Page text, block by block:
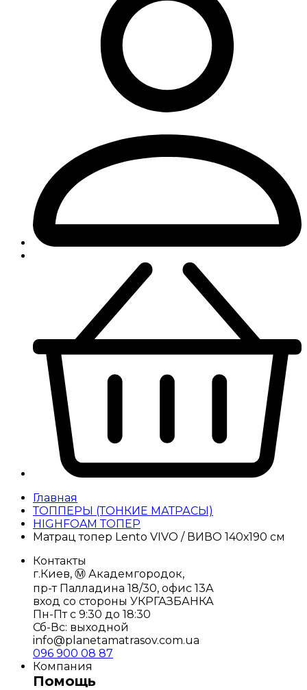
Главная
ТОППЕРЫ (ТОНКИЕ МАТРАСЫ)
HIGHFOAM ТОПЕР
Матрац топер Lento VIVO / ВИВО 140х190 см
Контакты
г.Киев, Ⓜ️ Академгородок,
пр-т Палладина 18/30, офис 13А
вход со стороны УКРГАЗБАНКА
Пн-Пт с 9:30 до 18:30
Сб-Вс: выходной
info@planetamatrasov.com.ua
096 900 08 87
Компания
Помощь